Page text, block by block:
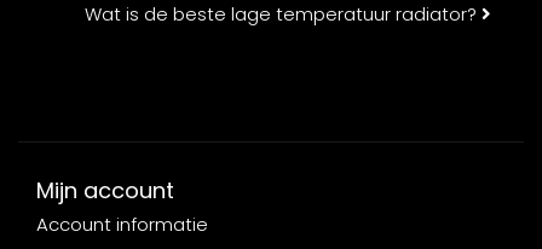
Wat is de beste lage temperatuur radiator?
Mijn account
Account informatie